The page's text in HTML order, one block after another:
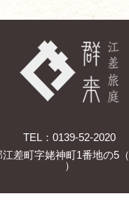
TEL：0139-52-2020
差町字姥神町1番地の5（
）